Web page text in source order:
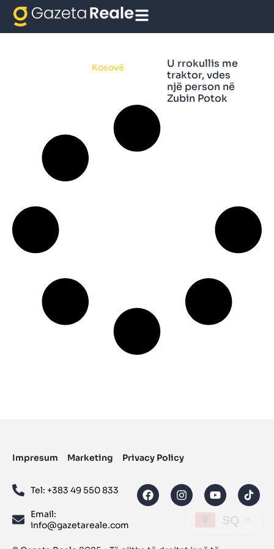
traktor
Kosovë
U rrokullis me
traktor, vdes
një person në
Zubin Potok
Impresum Marketing Privacy Policy
Tel: ‪+383 49 550 833‬
Email:
info@gazetareale.com